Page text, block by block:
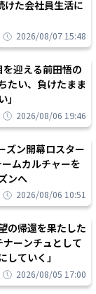
けた会社員生活に
2026/08/07 15:48
迎える前田悟の
たい、負けたまま
2026/08/06 19:46
ズン開幕ロスター
ムカルチャーを
ンへ
2026/08/06 10:51
の帰還を果たした
ーンチュとして
ていく」
2026/08/05 17:00